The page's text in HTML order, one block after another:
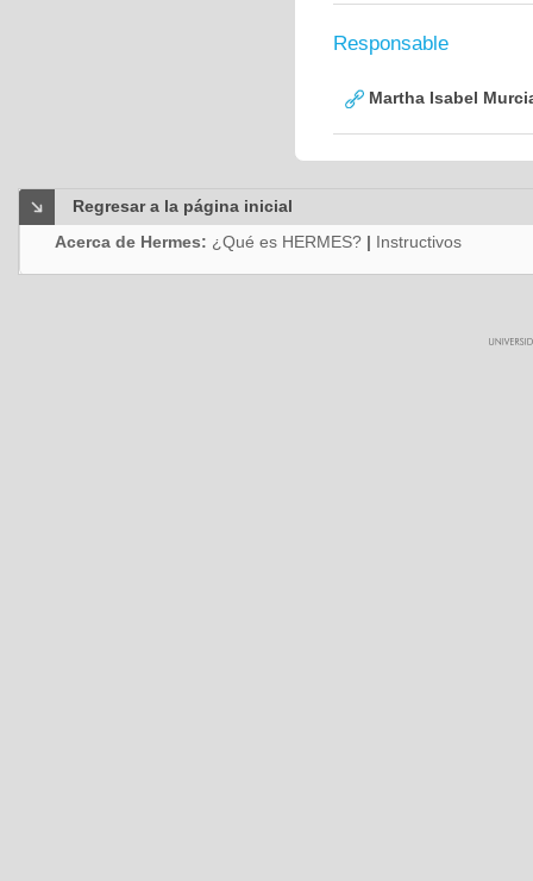
Responsable
Martha Isabel
Regresar a la página inicial
Acerca de Hermes: ¿Qué es HERMES? | Instructivos